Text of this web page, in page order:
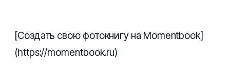
[Создать свою фотокнигу на Momentbook]
(https://momentbook.ru)